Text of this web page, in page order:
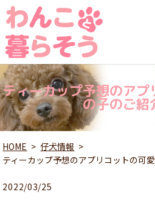
ティーカップ予想のア
の子のご紹
HOME
仔犬情報
ティーカップ予想のアプリコットの可
2022/03/25